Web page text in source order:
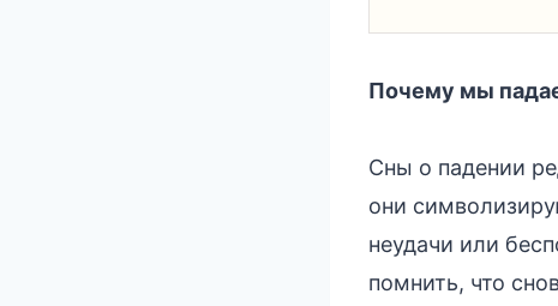
Почему мы
Сны о падении
они
неудачи или
помнить, что